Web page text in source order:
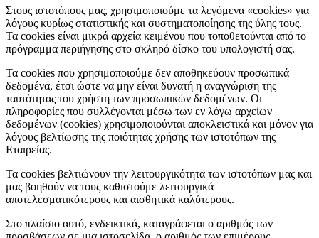
Στους ιστοτόπους μας, χρησιμοποιούμε τα λεγόμενα «cookies» για
λόγους κυρίως στατιστικής και συστηματοποίησης της ύλης τους.
Τα cookies είναι μικρά αρχεία κειμένου που τοποθετούνται από το
πρόγραμμα περιήγησης στο σκληρό δίσκο του υπολογιστή σας.
Τα cookies που χρησιμοποιούμε δεν αποθηκεύουν προσωπικά
δεδομένα, έτσι ώστε να μην είναι δυνατή η αναγνώριση της
ταυτότητας του χρήστη των προσωπικών δεδομένων. Οι
πληροφορίες που συλλέγονται μέσω των εν λόγω αρχείων
δεδομένων (cookies) χρησιμοποιούνται αποκλειστικά και μόνον για
λόγους βελτίωσης της ποιότητας χρήσης των ιστοτόπων της
Εταιρείας.
Τα cookies βελτιώνουν την λειτουργικότητα των ιστοτόπων μας και
μας βοηθούν να τους καθιστούμε λειτουργικά
αποτελεσματικότερους και αισθητικά καλύτερους.
Στο πλαίσιο αυτό, ενδεικτικά, καταγράφεται ο αριθμός των